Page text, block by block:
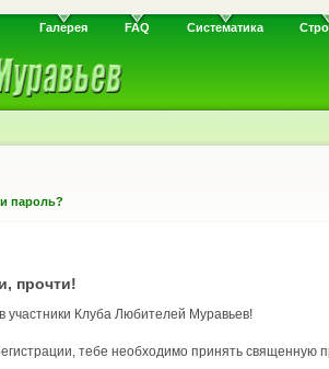
Галерея FAQ Систематика
пароль?
прочти!
участники Клуба Любителей Муравьев!
тебе необходимо принять священную